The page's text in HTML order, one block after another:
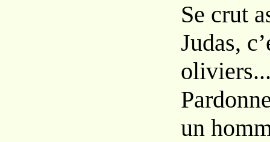
Se crut
Judas,
un